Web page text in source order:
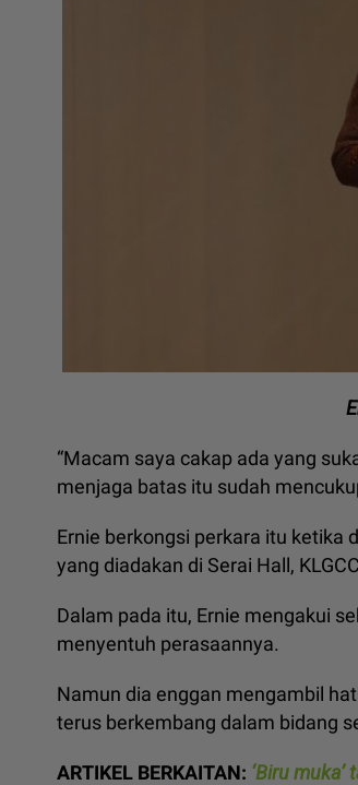
“Macam saya cakap ada yang
menjaga batas itu sudah
Ernie berkongsi perkara itu ketika
yang diadakan di Serai Hall,
Dalam pada itu, Ernie mengakui
menyentuh perasaannya.
Namun dia enggan mengambil
terus berkembang dalam bidang
ARTIKEL BERKAITAN: ‘Biru